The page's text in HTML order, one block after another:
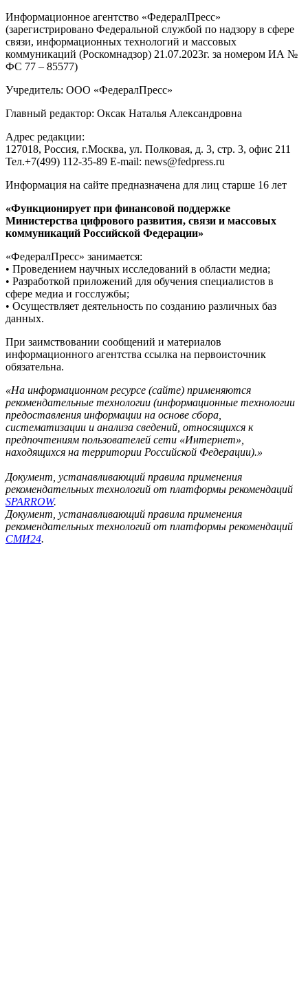
Информационное агентство «ФедералПресс»
(зарегистрировано Федеральной службой по надзору в сфере
связи, информационных технологий и массовых
коммуникаций (Роскомнадзор) 21.07.2023г. за номером ИА №
ФС 77 – 85577)
Учредитель: ООО «ФедералПресс»
Главный редактор: Оксак Наталья Александровна
Адрес редакции:
127018, Россия, г.Москва, ул. Полковая, д. 3, стр. 3, офис 211
Тел.+7(499) 112-35-89 E-mail: news@fedpress.ru
Информация на сайте предназначена для лиц старше 16 лет
«Функционирует при финансовой поддержке
Министерства цифрового развития, связи и массовых
коммуникаций Российской Федерации»
«ФедералПресс» занимается:
• Проведением научных исследований в области медиа;
• Разработкой приложений для обучения специалистов в
сфере медиа и госслужбы;
• Осуществляет деятельность по созданию различных баз
данных.
При заимствовании сообщений и материалов
информационного агентства ссылка на первоисточник
обязательна.
«На информационном ресурсе (сайте) применяются
рекомендательные технологии (информационные технологии
предоставления информации на основе сбора,
систематизации и анализа сведений, относящихся к
предпочтениям пользователей сети «Интернет»,
находящихся на территории Российской Федерации).»
Документ, устанавливающий правила применения
рекомендательных технологий от платформы рекомендаций
SPARROW.
Документ, устанавливающий правила применения
рекомендательных технологий от платформы рекомендаций
СМИ24.